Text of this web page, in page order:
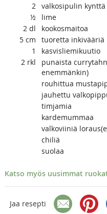
2 valkosipulin kynttä
½
lime
2 dl
kookosmaitoa
5 cm
tuoretta inkivääriä
1
kasvisliemikuutio
2 rkl
punaista
enemmänkin)
rouhittua
jauhettu
timjamia
kardemummaa
valkoviiniä
chiliä
suolaa
Katso myös uusimmat
Jaa resepti